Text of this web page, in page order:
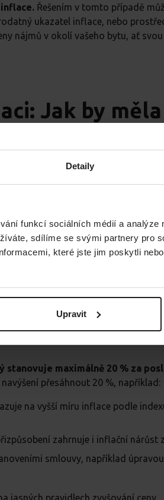
Detaily
funkcí sociálních médií a
sdílíme se svými partnery pro
které jste jim poskytli
Upravit
Řešením v tomto případě
ukazatel inflace, nebo
nájmů v okolí vašeho bytu, ať
Jak by
obsahovat následující tři body:
pouze ke stanovenému datu
nebo například 1. ledna.
pak je to v pořádku.
se bude nájemné navyšovat.
(písemně), načež teprve vejde
v inflační doložce jasně dáno,
cen od Českého
maximálně 20 % za
přesáhnout 20 %, například:
na vyšší míru inflace podle
zahrnuje i inflační nárůst
smlouvy, například
jasných pravidlech zvyšování ceny.